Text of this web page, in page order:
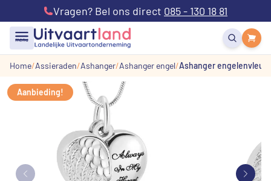
Vragen? Bel ons direct 085 - 130 18 81
menu
Home Assieraden Ashanger Ashanger engel Ashanger
Aanbieding!